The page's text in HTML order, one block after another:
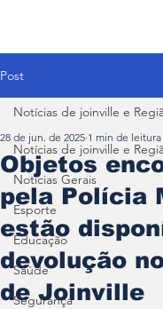
Post
Notícias de joinville e
Notícias Gerais
Esporte
Educação
Saúde
Segurança
Notícias de joinville e
Objetos
pela Polícia
estão
devolução
de Joinville
28 de jun. de 2025 1 min de leitura